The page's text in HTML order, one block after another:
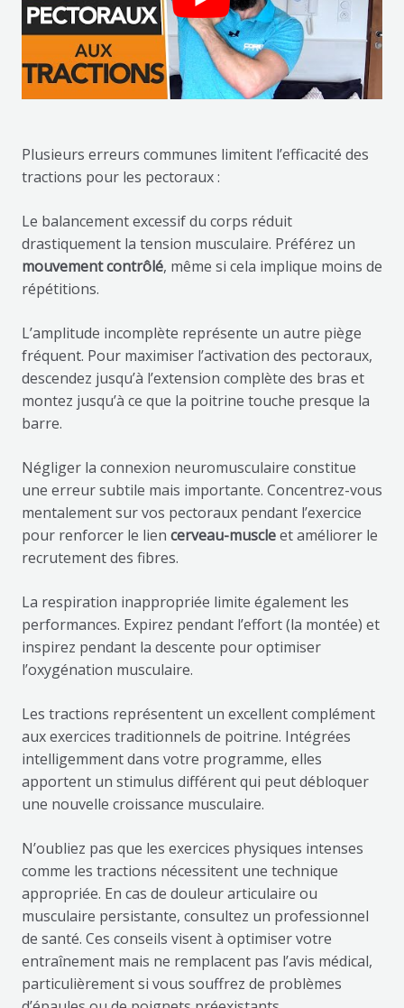
Plusieurs erreurs communes limitent l’efficacité des
tractions pour les pectoraux :
Le balancement excessif du corps réduit
drastiquement la tension musculaire. Préférez un
mouvement contrôlé, même si cela implique moins de
répétitions.
L’amplitude incomplète représente un autre piège
fréquent. Pour maximiser l’activation des pectoraux,
descendez jusqu’à l’extension complète des bras et
montez jusqu’à ce que la poitrine touche presque la
barre.
Négliger la connexion neuromusculaire constitue
une erreur subtile mais importante. Concentrez-vous
mentalement sur vos pectoraux pendant l’exercice
pour renforcer le lien cerveau-muscleet améliorer le
recrutement des fibres.
La respiration inappropriée limite également les
performances. Expirez pendant l’effort (la montée) et
inspirez pendant la descente pour optimiser
l’oxygénation musculaire.
Les tractions représentent un excellent complément
aux exercices traditionnels de poitrine. Intégrées
intelligemment dans votre programme, elles
apportent un stimulus différent qui peut débloquer
une nouvelle croissance musculaire.
N’oubliez pas que les exercices physiques intenses
comme les tractions nécessitent une technique
appropriée. En cas de douleur articulaire ou
musculaire persistante, consultez un professionnel
de santé. Ces conseils visent à optimiser votre
entraînement mais ne remplacent pas l’avis médical,
particulièrement si vous souffrez de problèmes